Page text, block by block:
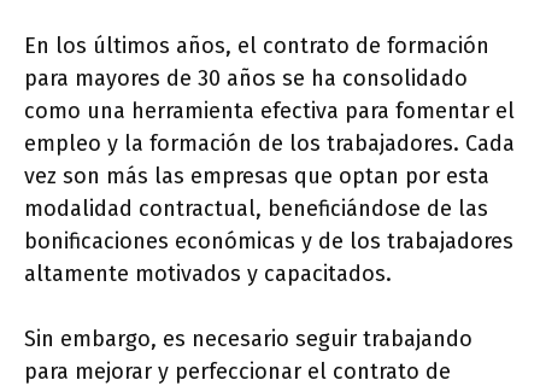
En los últimos años, el contrato de formación
para mayores de 30 años se ha consolidado
como una herramienta efectiva para fomentar el
empleo y la formación de los trabajadores. Cada
vez son más las empresas que optan por esta
modalidad contractual, beneficiándose de las
bonificaciones económicas y de los trabajadores
altamente motivados y capacitados.
Sin embargo, es necesario seguir trabajando
para mejorar y perfeccionar el contrato de